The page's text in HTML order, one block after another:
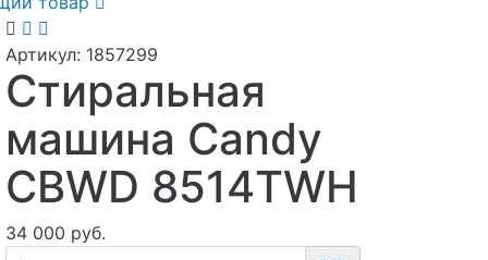
Артикул: 1857299
Cтиральная
машина Candy
CBWD 8514TWH
34 000 руб.